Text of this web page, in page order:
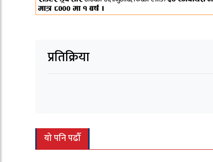
प्रतिक्रिया
यो पनि पढौँ